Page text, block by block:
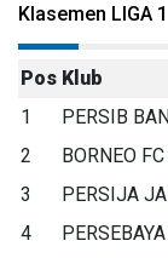
Klasemen LIGA
Pos Klub
1
PERSIB
2
BORNEO
3
PERSIJA
4